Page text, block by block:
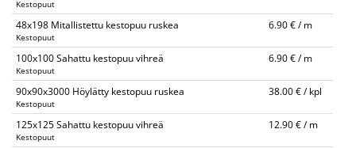
Kestopuut
48x198 Mitallistettu kestopuu ruskea
Kestopuut
6.90 € / m
100x100 Sahattu kestopuu vihreä
Kestopuut
6.90 € / m
90x90x3000 Höylätty kestopuu ruskea
Kestopuut
38.00 € / kpl
125x125 Sahattu kestopuu vihreä
Kestopuut
12.90 € / m